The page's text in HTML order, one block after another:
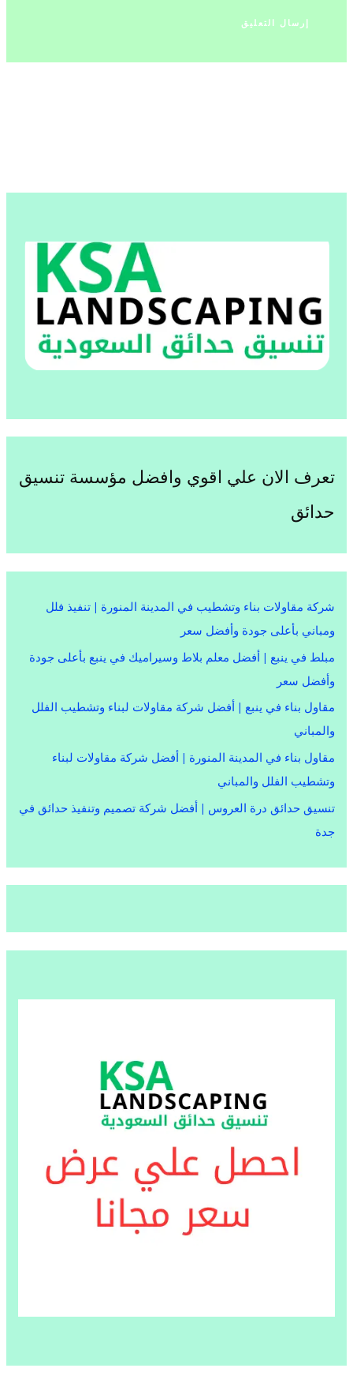
تعرف الان علي اقوي وافضل مؤسسة تنسيق
حدائق
شركة مقاولات بناء وتشطيب في المدينة المنورة | تنفيذ فلل
ومباني بأعلى جودة وأفضل سعر
مبلط في ينبع | أفضل معلم بلاط وسيراميك في ينبع بأعلى جودة
وأفضل سعر
مقاول بناء في ينبع | أفضل شركة مقاولات لبناء وتشطيب الفلل
والمباني
مقاول بناء في المدينة المنورة | أفضل شركة مقاولات لبناء
وتشطيب الفلل والمباني
تنسيق حدائق درة العروس | أفضل شركة تصميم وتنفيذ حدائق في
جدة